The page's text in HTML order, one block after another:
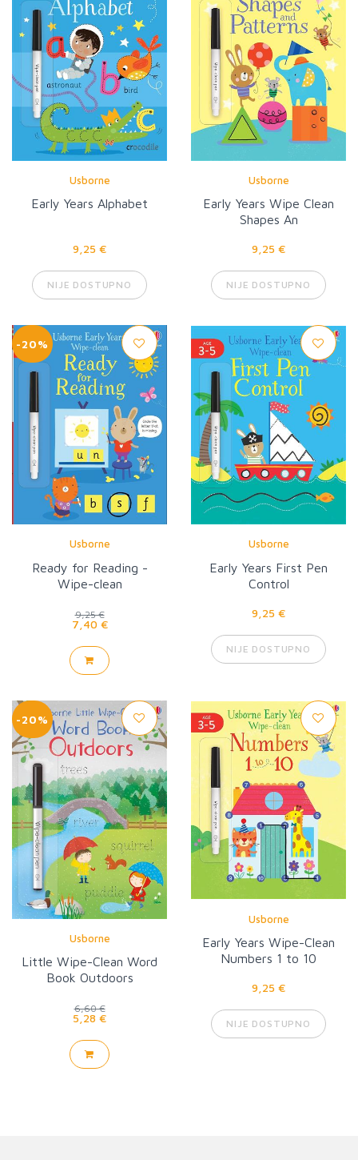
Usborne
Early Years Alphabet
9,25 €
NIJE DOSTUPNO
Usborne
Early Years Wipe Clean
Shapes An
9,25 €
NIJE DOSTUPNO
-20%
Usborne
Ready for Reading -
Wipe-clean
9,25 €
7,40 €
Usborne
Early Years First Pen
Control
9,25 €
NIJE DOSTUPNO
-20%
Usborne
Little Wipe-Clean Word
Book Outdoors
6,60 €
5,28 €
Usborne
Early Years Wipe-Clean
Numbers 1 to 10
9,25 €
NIJE DOSTUPNO